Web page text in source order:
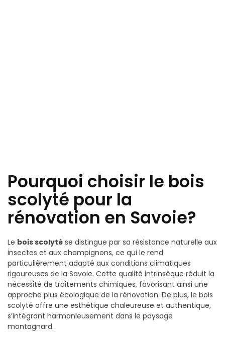
Pourquoi choisir le bois
scolyté pour la
rénovation en Savoie?
Le bois scolyté se distingue par sa résistance naturelle aux
insectes et aux champignons, ce qui le rend
particulièrement adapté aux conditions climatiques
rigoureuses de la Savoie. Cette qualité intrinsèque réduit la
nécessité de traitements chimiques, favorisant ainsi une
approche plus écologique de la rénovation. De plus, le bois
scolyté offre une esthétique chaleureuse et authentique,
s’intégrant harmonieusement dans le paysage
montagnard.